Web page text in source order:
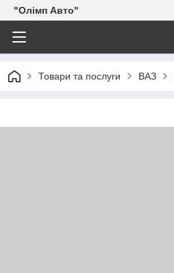
"Олімп Авто"
Товари та послуги ВАЗ